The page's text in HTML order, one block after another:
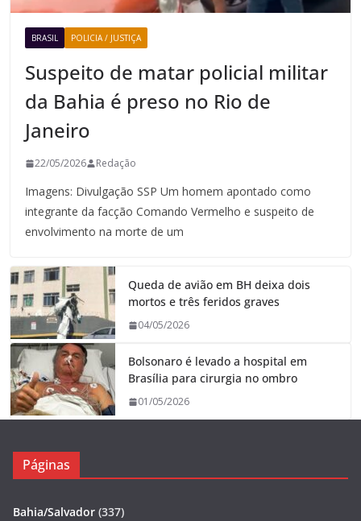
BRASIL POLICIA / JUSTIÇA
Suspeito de matar policial militar
da Bahia é preso no Rio de
Janeiro
22/05/2026 Redação
Imagens: Divulgação SSP Um homem apontado como
integrante da facção Comando Vermelho e suspeito de
envolvimento na morte de um
Queda de avião em BH deixa dois
mortos e três feridos graves
04/05/2026
Bolsonaro é levado a hospital em
Brasília para cirurgia no ombro
01/05/2026
Páginas
Bahia/Salvador (337)